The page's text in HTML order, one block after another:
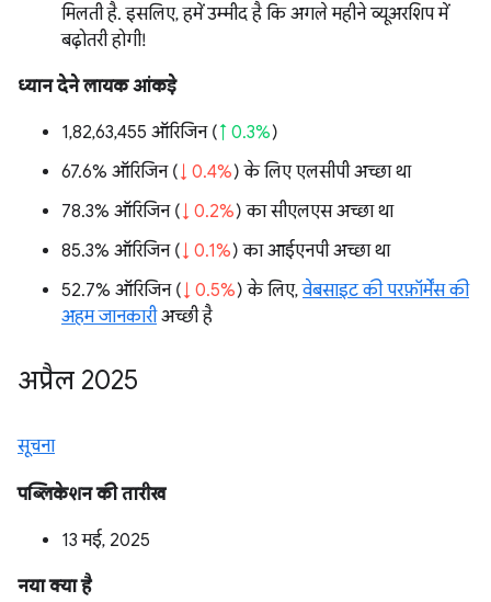
मिलती है. इसलिए, हमें उम्मीद है कि अगले महीने व्यूअरशिप में
बढ़ोतरी होगी!
ध्यान देने लायक आंकड़े
1,82,63,455 ऑरिजिन (↑ 0.3%)
67.6% ऑरिजिन (↓ 0.4%) के लिए एलसीपी अच्छा था
78.3% ऑरिजिन (↓ 0.2%) का सीएलएस अच्छा था
85.3% ऑरिजिन (↓ 0.1%) का आईएनपी अच्छा था
52.7% ऑरिजिन (↓ 0.5%) के लिए,वेबसाइट की परफ़ॉर्मेंस की
अहम जानकारीअच्छी है
अप्रैल 2025
सूचना
पब्लिकेशन की तारीख
13 मई, 2025
नया क्या है